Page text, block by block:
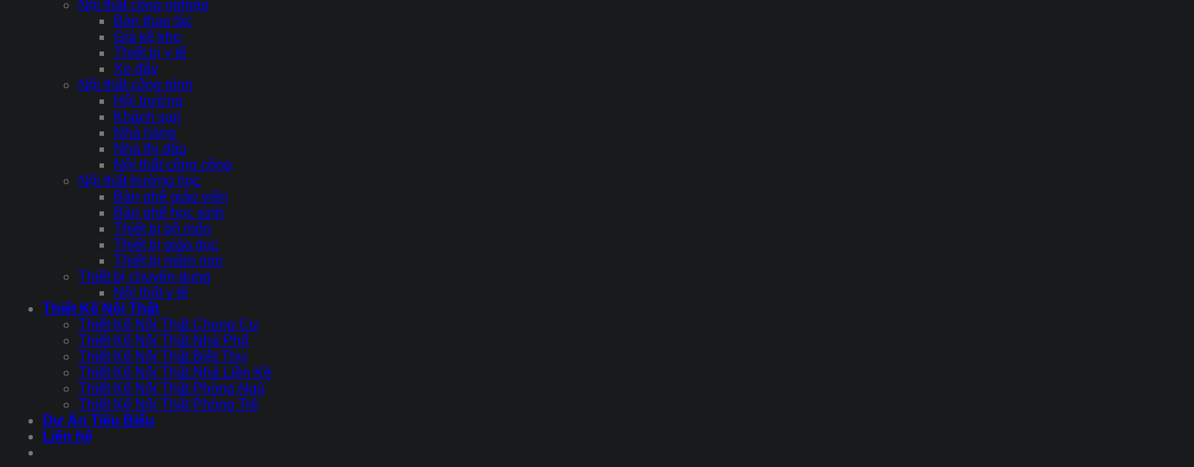
Nội thất công nghiệp
Bàn thao tác
Giá kệ kho
Thiết bị y tế
Xe đẩy
Nội thất công trình
Hội trường
Khách sạn
Nhà hàng
Nhà thi đấu
Nội thất công cộng
Nội thất trường học
Bàn ghế giáo viên
Bàn ghế học sinh
Thiết bị bộ môn
Thiết bị giáo dục
Thiết bị mầm non
Thiết bị chuyên dụng
Nội thất y tế
Thiết Kế Nội Thất
Thiết Kế Nội Thất Chung Cư
Thiết Kế Nội Thất Nhà Phố
Thiết Kế Nội Thất Biệt Thự
Thiết Kế Nội Thất Nhà Liền Kề
Thiết Kế Nội Thất Phòng Ngủ
Thiết Kế Nội Thất Phòng Trẻ
Dự Án Tiêu Biểu
Liên hệ